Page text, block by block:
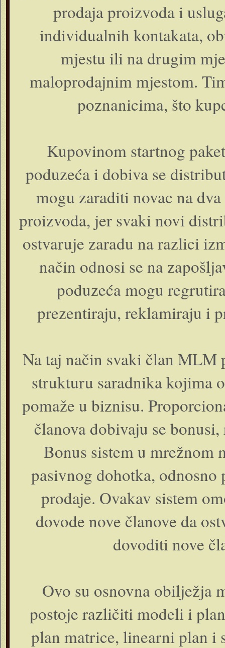
prodaja proizvoda i
individualnih kontakata,
mjestu ili na drugim
maloprodajnim mjestom.
poznanicima, što
Kupovinom startnog
poduzeća i dobiva se
mogu zaraditi novac na
proizvoda, jer svaki novi
ostvaruje zaradu na razlici
način odnosi se na
poduzeća mogu
prezentiraju, reklamiraju i
Na taj način svaki član
strukturu saradnika kojima
pomaže u biznisu.
članova dobivaju se
Bonus sistem u mrežnom
pasivnog dohotka,
prodaje. Ovakav sistem
dovode nove članove da
dovoditi nove
Ovo su osnovna obilježja
postoje različiti modeli i
plan matrice, linearni plan i